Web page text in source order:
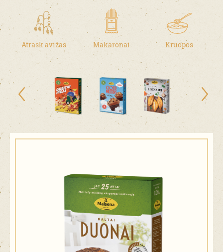
Atrask avižas Makaronai Kruopos